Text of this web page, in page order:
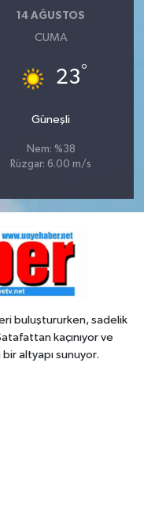
14 AĞUSTOS
CUMA
23°
Güneşli
Nem: %38
Rüzgar: 6.00 m/s
buluştururken, sadelik
kaçınıyor ve
altyapı sunuyor.